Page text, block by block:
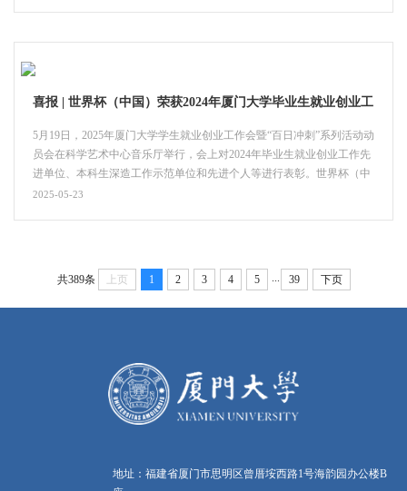
年教师个人成长的重要作用， 鼓励学院青年教师要积极参赛，...
喜报 | 世界杯（中国）荣获2024年厦门大学毕业生就业创业工
5月19日，2025年厦门大学学生就业创业工作会暨“百日冲刺”系列活动动
员会在科学艺术中心音乐厅举行，会上对2024年毕业生就业创业工作先
进单位、本科生深造工作示范单位和先进个人等进行表彰。世界杯（中
国）共获得6项荣誉，分别是：毕业生就业创业工作先进单位三等奖、
2025-05-23
共389条 上页 1 2 3 4 5 ... 39 下页
地址：福建省厦门市思明区曾厝垵西路1号海韵园办公楼B